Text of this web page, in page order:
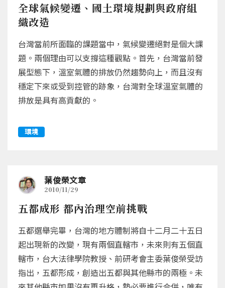
全球氣候變遷、國土環境規劃與政府組
織改造
台灣當前所面臨的課題當中，氣候變遷絕對是個大課
題。兩個理由可以支撐這種觀點。首先，台灣當前發
展型態下，溫室氣體的排放仍然趨勢向上，而且沒有
穩定下來或受到控管的跡象，台灣對全球溫室氣體的
排放是具有高貢獻的。
環境
葉俊榮文章
2010/11/29
五都成形 都內治理空前挑戰
五都選舉完畢，台灣的地方體制將自十二月二十五日
起出現新的改變，現有兩個直轄市，未來則有五個直
轄市，台大法律學院教授、前研考會主委葉俊榮受訪
指出，五都形成，創造出五都與其他縣市的兩極。未